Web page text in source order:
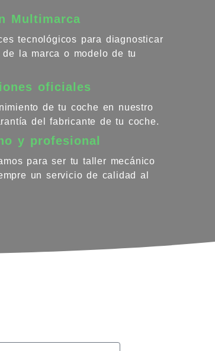
Multimarca
tecnológicos para diagnosticar
la marca o modelo de tu
oficiales
de tu coche en nuestro
del fabricante de tu coche.
y profesional
para ser tu taller mecánico
un servicio de calidad al